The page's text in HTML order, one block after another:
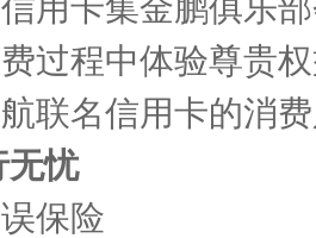
用卡集金鹏俱乐
过程中体验尊贵
联名信用卡的消
无忧
保险